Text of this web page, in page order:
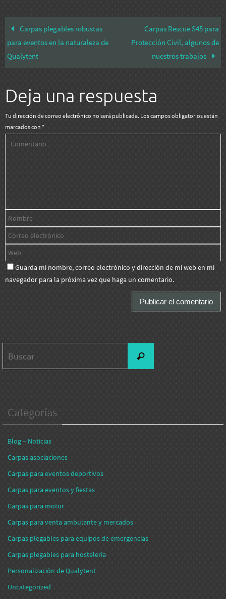
Carpas plegables robustas
para eventos en la naturaleza de
Qualytent
Carpas Rescue S45 para
Protección Civil, algunos de
nuestros trabajos
Deja una respuesta
Tu dirección de correo electrónico no será publicada. Los campos obligatorios están
marcados con *
Guarda mi nombre, correo electrónico y dirección de mi web en mi
navegador para la próxima vez que haga un comentario.
Buscar
Categorías
Blog – Noticias
Carpas asociaciones
Carpas para eventos deportivos
Carpas para eventos y fiestas
Carpas para motor
Carpas para venta ambulante y mercados
Carpas plegables para equipos de emergencias
Carpas plegables para hostelería
Personalización de Qualytent
Uncategorized